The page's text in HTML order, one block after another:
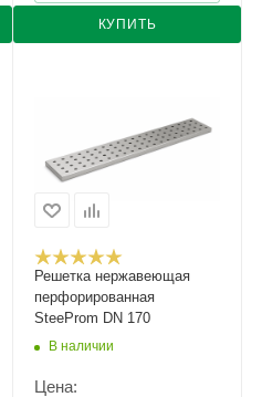
КУПИТЬ
Решетка нержавеющая
перфорированная
SteeProm DN 170
В наличии
Цена: